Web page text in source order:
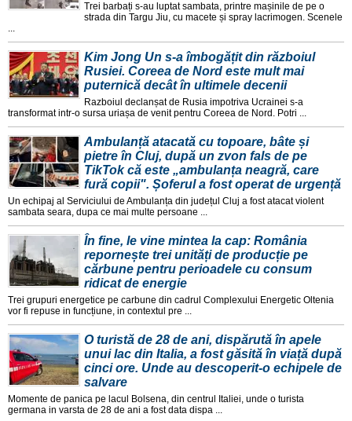
Trei barbați s-au luptat sambata, printre mașinile de pe o
strada din Targu Jiu, cu macete și spray lacrimogen. Scenele
...
Kim Jong Un s-a îmbogățit din războiul
Rusiei. Coreea de Nord este mult mai
puternică decât în ultimele decenii
Razboiul declanșat de Rusia impotriva Ucrainei s-a
transformat intr-o sursa uriașa de venit pentru Coreea de Nord. Potri ...
Ambulanță atacată cu topoare, bâte și
pietre în Cluj, după un zvon fals de pe
TikTok că este „ambulanța neagră, care
fură copii". Șoferul a fost operat de urgență
Un echipaj al Serviciului de Ambulanța din județul Cluj a fost atacat violent
sambata seara, dupa ce mai multe persoane ...
În fine, le vine mintea la cap: România
repornește trei unități de producție pe
cărbune pentru perioadele cu consum
ridicat de energie
Trei grupuri energetice pe carbune din cadrul Complexului Energetic Oltenia
vor fi repuse in funcțiune, in contextul pre ...
O turistă de 28 de ani, dispărută în apele
unui lac din Italia, a fost găsită în viață după
cinci ore. Unde au descoperit-o echipele de
salvare
Momente de panica pe lacul Bolsena, din centrul Italiei, unde o turista
germana in varsta de 28 de ani a fost data dispa ...